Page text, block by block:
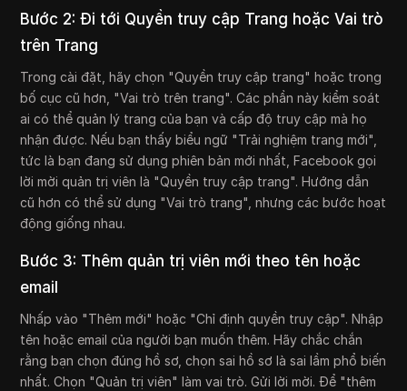
Bước 2: Đi tới Quyền truy cập Trang hoặc Vai trò
trên Trang
Trong cài đặt, hãy chọn "Quyền truy cập trang" hoặc trong
bố cục cũ hơn, "Vai trò trên trang". Các phần này kiểm soát
ai có thể quản lý trang của bạn và cấp độ truy cập mà họ
nhận được. Nếu bạn thấy biểu ngữ "Trải nghiệm trang mới",
tức là bạn đang sử dụng phiên bản mới nhất, Facebook gọi
lời mời quản trị viên là "Quyền truy cập trang". Hướng dẫn
cũ hơn có thể sử dụng "Vai trò trang", nhưng các bước hoạt
động giống nhau.
Bước 3: Thêm quản trị viên mới theo tên hoặc
email
Nhấp vào "Thêm mới" hoặc "Chỉ định quyền truy cập". Nhập
tên hoặc email của người bạn muốn thêm. Hãy chắc chắn
rằng bạn chọn đúng hồ sơ, chọn sai hồ sơ là sai lầm phổ biến
nhất. Chọn "Quản trị viên" làm vai trò. Gửi lời mời. Để "thêm